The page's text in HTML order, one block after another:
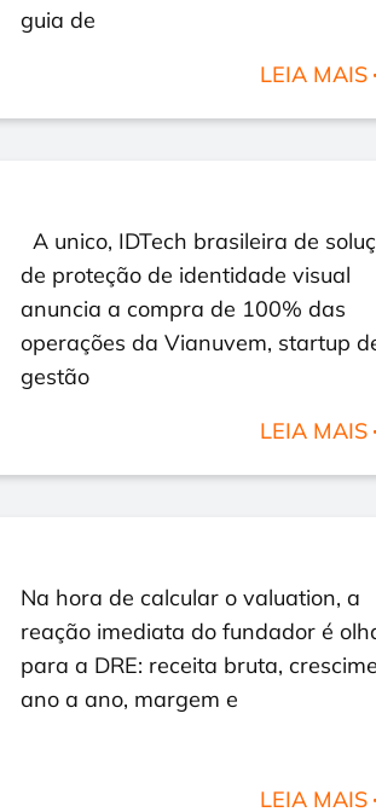
guia de
LEIA MAIS
A unico, IDTech brasileira de
de proteção de identidade visual
anuncia a compra de 100% das
operações da Vianuvem, startup
gestão
LEIA MAIS
Na hora de calcular o valuation, a
reação imediata do fundador é
para a DRE: receita bruta,
ano a ano, margem e
LEIA MAIS